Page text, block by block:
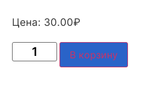
Цена: 30.00₽
В корзину